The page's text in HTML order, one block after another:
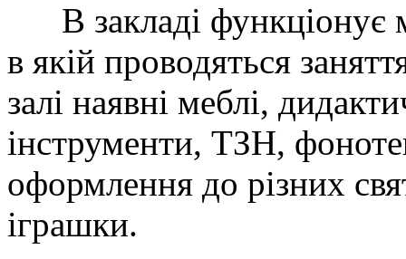
В закладі функціонує
в якій проводяться
залі наявні меблі,
інструменти, ТЗН,
оформлення до різних
іграшки.